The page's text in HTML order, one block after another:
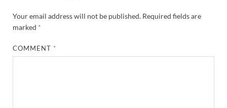
Your email address will not be published. Required fields are
marked *
COMMENT *